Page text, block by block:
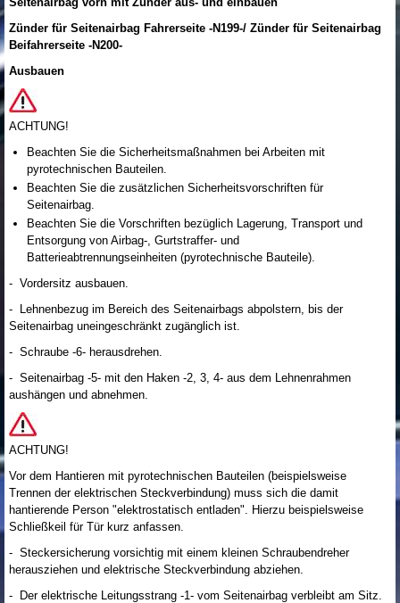
Zünder für Seitenairbag Fahrerseite -N199-/ Zünder für Seitenairbag
Beifahrerseite -N200-
Ausbauen
ACHTUNG!
Beachten Sie die Sicherheitsmaßnahmen bei Arbeiten mit
pyrotechnischen Bauteilen.
Beachten Sie die zusätzlichen Sicherheitsvorschriften für
Seitenairbag.
Beachten Sie die Vorschriften bezüglich Lagerung, Transport und
Entsorgung von Airbag-, Gurtstraffer- und
Batterieabtrennungseinheiten (pyrotechnische Bauteile).
- Vordersitz ausbauen.
- Lehnenbezug im Bereich des Seitenairbags abpolstern, bis der
Seitenairbag uneingeschränkt zugänglich ist.
- Schraube -6- herausdrehen.
- Seitenairbag -5- mit den Haken -2, 3, 4- aus dem Lehnenrahmen
aushängen und abnehmen.
ACHTUNG!
Vor dem Hantieren mit pyrotechnischen Bauteilen (beispielsweise
Trennen der elektrischen Steckverbindung) muss sich die damit
hantierende Person "elektrostatisch entladen". Hierzu beispielsweise
Schließkeil für Tür kurz anfassen.
- Steckersicherung vorsichtig mit einem kleinen Schraubendreher
herausziehen und elektrische Steckverbindung abziehen.
- Der elektrische Leitungsstrang -1- vom Seitenairbag verbleibt am Sitz.